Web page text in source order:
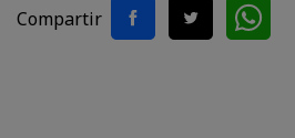
Compartir